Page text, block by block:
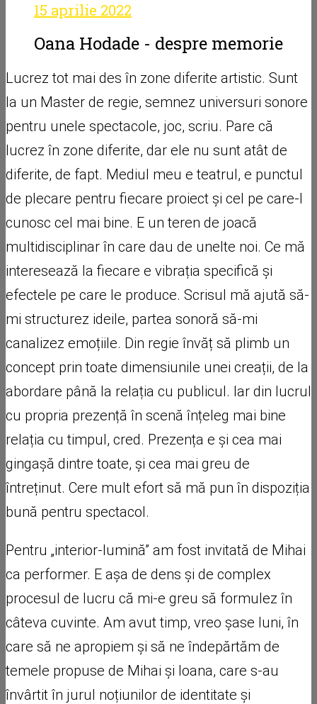
15 aprilie 2022
Oana Hodade - despre memorie
Lucrez tot mai des în zone diferite artistic. Sunt
la un Master de regie, semnez universuri sonore
pentru unele spectacole, joc, scriu. Pare că
lucrez în zone diferite, dar ele nu sunt atât de
diferite, de fapt. Mediul meu e teatrul, e punctul
de plecare pentru fiecare proiect și cel pe care-l
cunosc cel mai bine. E un teren de joacă
multidisciplinar în care dau de unelte noi. Ce mă
interesează la fiecare e vibrația specifică și
efectele pe care le produce. Scrisul mă ajută să-
mi structurez ideile, partea sonoră să-mi
canalizez emoțiile. Din regie învăț să plimb un
concept prin toate dimensiunile unei creații, de la
abordare până la relația cu publicul. Iar din lucrul
cu propria prezență în scenă înțeleg mai bine
relația cu timpul, cred. Prezența e și cea mai
gingașă dintre toate, și cea mai greu de
întreținut. Cere mult efort să mă pun în dispoziția
bună pentru spectacol.
Pentru „interior-lumină” am fost invitată de Mihai
ca performer. E așa de dens și de complex
procesul de lucru că mi-e greu să formulez în
câteva cuvinte. Am avut timp, vreo șase luni, în
care să ne apropiem și să ne îndepărtăm de
temele propuse de Mihai și Ioana, care s-au
învârtit în jurul noțiunilor de identitate și